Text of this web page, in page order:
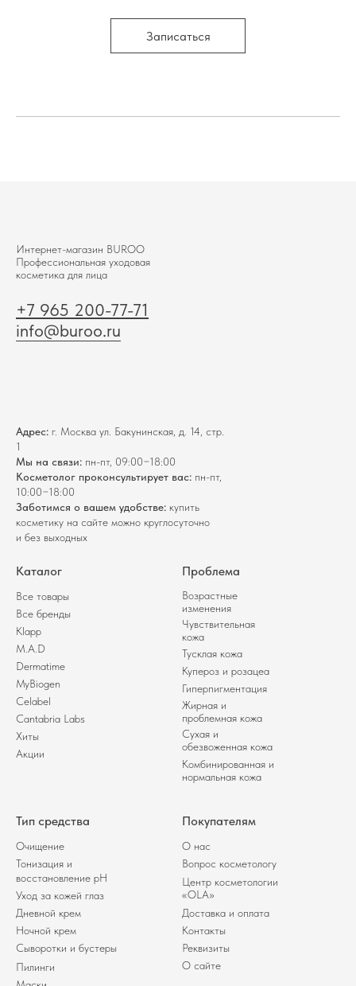
Записаться
Адрес: г. Москва ул. Бакунинская, д. 14, стр.
1
Мы на связи: пн-пт, 09:00−18:00
Косметолог проконсультирует вас: пн-пт,
10:00−18:00
Заботимся о вашем удобстве: купить
косметику на сайте можно круглосуточно
и без выходных
О нас
Доставка и оплата
Центр косметологии
«OLA»
Вопрос косметологу
О сайте
Реквизиты
Контакты
Покупателям
Тусклая кожа
Жирная и
проблемная кожа
Комбинированная и
нормальная кожа
Сухая и
обезвоженная кожа
Гиперпигментация
Купероз и розацеа
Возрастные
изменения
Чувствительная
кожа
Проблема
Тонизация и
восстановление pH
Очищение
Уход за кожей глаз
Дневной крем
Пилинги
Ночной крем
Сыворотки и бустеры
Тип средства
Каталог
MyBiogen
Dermatime
Хиты
Акции
Cantabria Labs
Celabel
M.A.D
Klapp
+7 965 200-77-71
info@buroo.ru
Все товары
Все бренды
Интернет-магазин BUROО
Профессиональная уходовая
косметика для лица